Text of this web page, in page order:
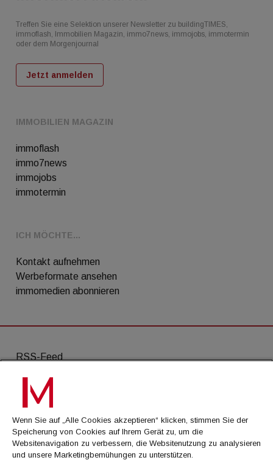
IMMOBILIEN MAGAZIN
immoflash
immo7news
immojobs
immotermin
ICH MÖCHTE...
Kontakt aufnehmen
Werbeformate ansehen
immomedien abonnieren
Treffen Sie eine Selektion unserer Newsletter zu buildingTIMES,
immoflash, Immobilien Magazin, immo7news, immojobs, immotermin
oder dem Morgenjournal
Jetzt anmelden
RSS-Feed
AGB
Datenschutz
Kontakt
Impressum
Wenn Sie auf „Alle Cookies akzeptieren“ klicken, stimmen Sie der
Speicherung von Cookies auf Ihrem Gerät zu, um die
Websitenavigation zu verbessern, die Websitenutzung zu analysieren
und unsere Marketingbemühungen zu unterstützen.